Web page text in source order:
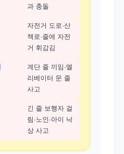
과 충돌
자전거 도로·산
책로·줄에 자전
거 휘감김
계단 줄 끼임·엘
리베이터 문 줄
사고
긴 줄 보행자 걸
림·노인·아이 낙
상 사고